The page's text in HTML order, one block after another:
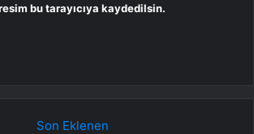
bu tarayıcıya kaydedilsin.
Son Eklenen